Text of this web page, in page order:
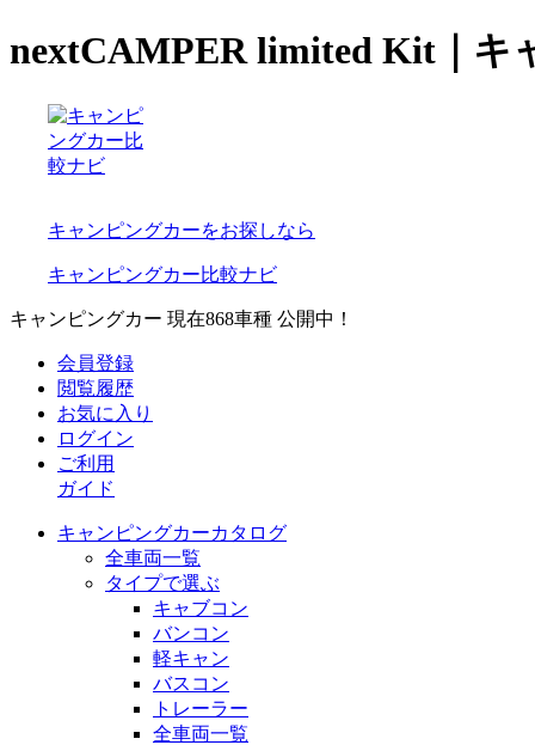
nextCAMPER limited Kit｜キ
キャンピングカーをお探しなら
キャンピングカー比較ナビ
キャンピングカー 現在868車種 公開中！
会員登録
閲覧履歴
お気に入り
ログイン
ご利用
ガイド
キャンピングカーカタログ
全車両一覧
タイプで選ぶ
キャブコン
バンコン
軽キャン
バスコン
トレーラー
全車両一覧